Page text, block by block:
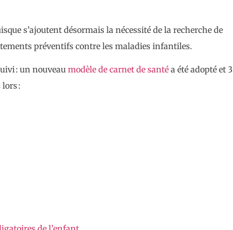
s’ajoutent désormais la nécessité de la recherche de
préventifs contre les maladies infantiles.
: un nouveau modèle de carnet de santé a été adopté et 3
: